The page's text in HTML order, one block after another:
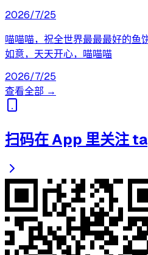
2026/7/25
喵喵喵，祝全世界最最最好的鱼
如意，天天开心，喵喵喵
2026/7/25
查看全部 →
扫码在 App 里关注 ta